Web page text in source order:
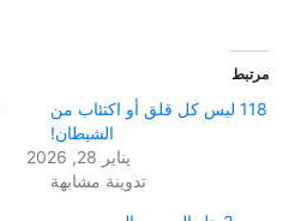
مرتبط
118 ليس كل قلق أو اكتئاب من
الشيطان!
يناير 28, 2026
تدوينة مشابهة